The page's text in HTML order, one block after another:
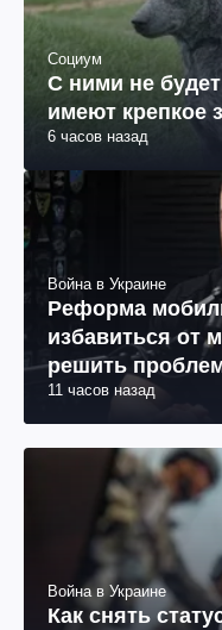
Социум
С ними не
имеют крепкое
6 часов назад
Война в Украине
Реформа
избавиться от
решить
11 часов назад
Война в Украине
Как снять